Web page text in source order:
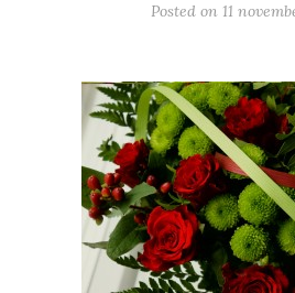
Posted on 11